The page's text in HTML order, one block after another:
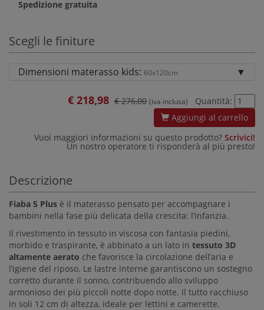
Spedizione gratuita
Scegli le finiture
Dimensioni materasso kids: 60x120cm
€ 218,98 € 276,00 (iva inclusa)
Quantità:
Aggiungi al carrello
Vuoi maggiori informazioni su questo prodotto? Scrivici!
Un nostro operatore ti risponderà al più presto!
Descrizione
Fiaba 5 Plus è il materasso pensato per accompagnare i
bambini nella fase più delicata della crescita: l’infanzia.
Il rivestimento in tessuto in viscosa con fantasia piedini,
morbido e traspirante, è abbinato a un lato in tessuto 3D
altamente aerato che favorisce la circolazione dell’aria e
l’igiene del riposo. Le lastre interne garantiscono un sostegno
corretto durante il sonno, contribuendo allo sviluppo
armonioso dei più piccoli notte dopo notte. Il tutto racchiuso
in soli 12 cm di altezza, ideale per lettini e camerette.